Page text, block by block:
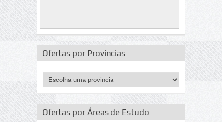
Ofertas por Provincias
Ofertas por Áreas de Estudo